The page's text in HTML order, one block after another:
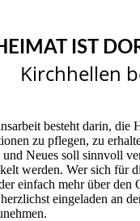
IST
Kirchhellen
besteht darin, die
zu pflegen, zu
Neues soll sinnvoll
werden. Wer sich für
einfach mehr über den
eingeladen an